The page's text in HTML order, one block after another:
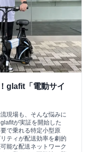
glafit「電動サイ
現場も、そんな悩みに
が実証を開始した
で乗れる特定小型原
ティが配送効率を劇的
能な配送ネットワーク